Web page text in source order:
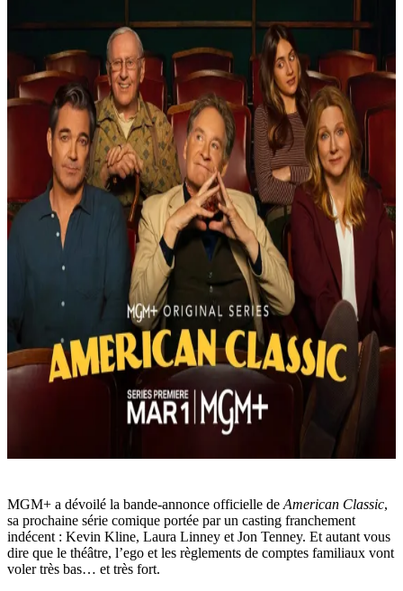
MGM+ a dévoilé la bande-annonce officielle de American Classic,
sa prochaine série comique portée par un casting franchement
indécent : Kevin Kline, Laura Linney et Jon Tenney. Et autant vous
dire que le théâtre, l’ego et les règlements de comptes familiaux vont
voler très bas… et très fort.